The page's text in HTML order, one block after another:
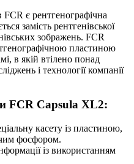
є рентгенографічна
замість рентгенівської
зображень. FCR
пластиною
в якій втілено понад
і технології компанії
FCR Capsula XL2:
касету із пластиною,
фосфором.
із використанням